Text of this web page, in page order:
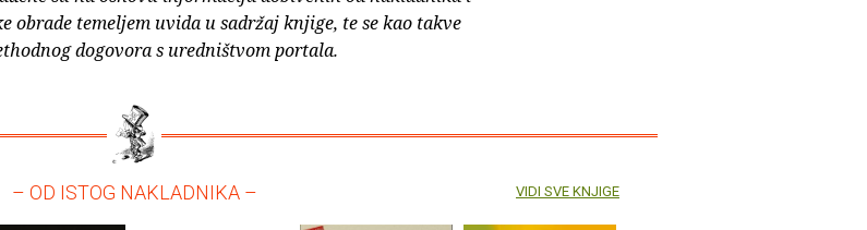
obrade temeljem uvida u sadržaj knjige, te se kao takve
dogovora s uredništvom portala.
– OD ISTOG NAKLADNIKA – VIDI SVE KNJIGE